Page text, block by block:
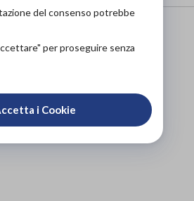
Organizza prova in negozio
del consenso potrebbe
per proseguire senza
i Cookie